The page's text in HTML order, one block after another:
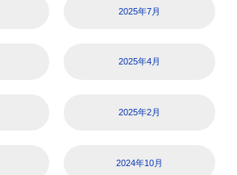
2025年7月
2025年4月
2025年2月
2024年10月